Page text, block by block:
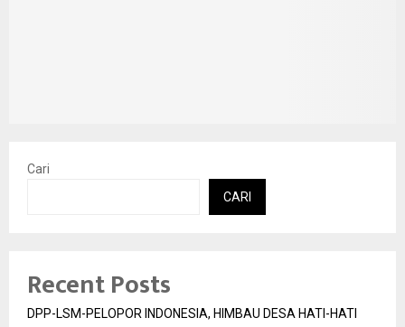
Cari
CARI
Recent Posts
DPP-LSM-PELOPOR INDONESIA, HIMBAU DESA HATI-HATI